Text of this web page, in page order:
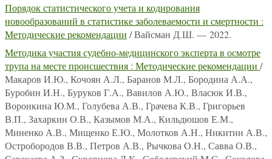
Порядок статистического учета и кодирования
новообразований в статистике заболеваемости и смертности :
Методические рекомендации / Вайсман Д.Ш. — 2022.
Методика участия судебно-медицинского эксперта в осмотре
трупа на месте происшествия : Методические рекомендации /
Макаров И.Ю., Кочоян А.Л., Баранов М.Л., Бородина А.А.,
Буробин И.Н., Буруков Г.А., Вавилов А.Ю., Власюк И.В.,
Воронкина Ю.М., Голубева А.В., Грачева К.В., Григорьев
В.П., Захаркин О.В., Казымов М.А., Кильдюшов Е.М.,
Миненко А.В., Мищенко Е.Ю., Молотков А.Н., Никитин А.В.,
Остробородов В.В., Петров А.В., Рычкова О.Н., Савва О.В.,